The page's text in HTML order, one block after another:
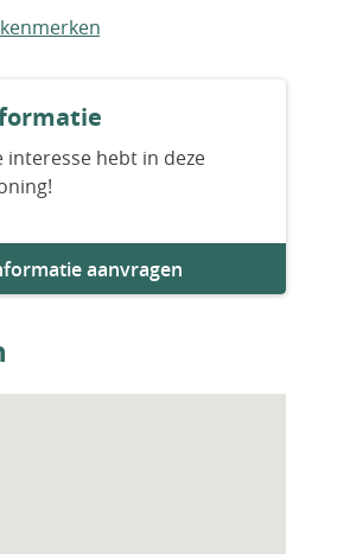
interesse hebt in deze
aanvragen